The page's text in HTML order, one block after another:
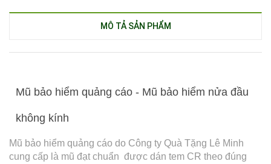
MÔ TẢ SẢN PHẨM
Mũ bảo hiểm quảng cáo - Mũ bảo hiểm nửa đầu
không kính
Mũ bảo hiểm quảng cáo do Công ty Quà Tặng Lê Minh
cung cấp là mũ đạt chuẩn được dán tem CR theo đúng